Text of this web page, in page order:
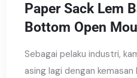
Paper Sack Lem
Bottom Open
Sebagai pelaku industri,
asing lagi dengan